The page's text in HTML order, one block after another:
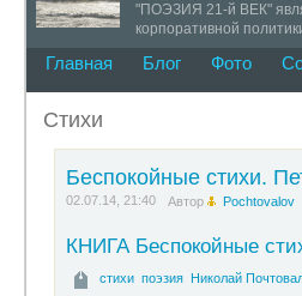
"ПОЭЗИЯ 21-й ВЕК"
корпоративной
при нашей поддержке
Главная Блог Фото
Стихи
Беспокойные стихи.
02.07.14, 21:40 Автор Pochtovalov
КНИГА Беспокойные
стихи поэзия Николай